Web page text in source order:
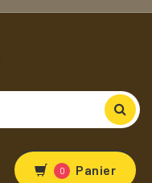
0 Panier